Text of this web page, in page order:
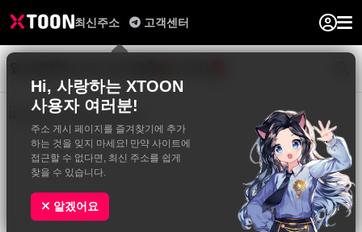
최신주소
Hi, 사랑하는 XTOON
사용자 여러분!
주소 게시 페이지를 즐겨찾기에 추가
하는 것을 잊지 마세요! 만약 사이트에
접근할 수 없다면, 최신 주소를 쉽게
찾을 수 있습니다.
알겠어요
고객센터